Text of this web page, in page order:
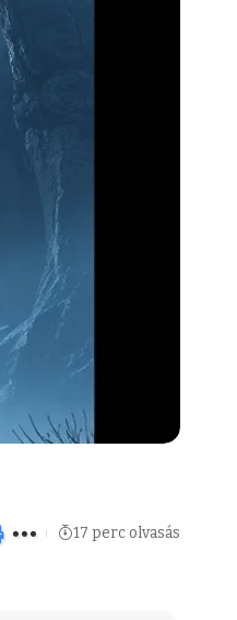
17 perc olvasás